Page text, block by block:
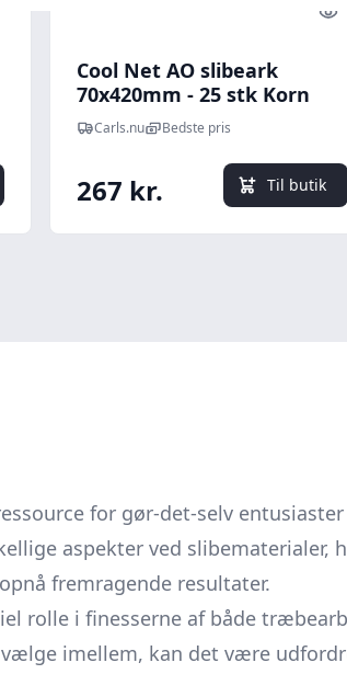
look
Cool Net AO slibeark
70x420mm - 25 stk Korn
P180
Carls.nu Bedste pris
267 kr. Til butik
for gør-det-selv
aspekter ved slibematerialer,
fremragende resultater.
rolle i finesserne af både
imellem, kan det være